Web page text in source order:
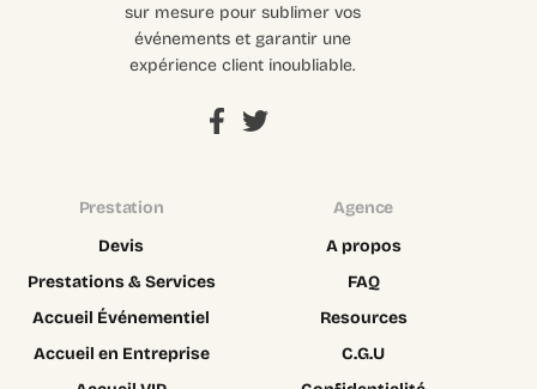
sur mesure pour sublimer vos
événements et garantir une
expérience client inoubliable.
Prestation
Devis
Prestations & Services
Accueil Événementiel
Accueil en Entreprise
Agence
A propos
FAQ
Resources
C.G.U